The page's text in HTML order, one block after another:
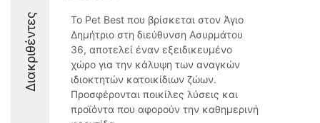
Διακριθέντες
Το Pet Best που βρίσκεται στον Άγιο
Δημήτριο στη διεύθυνση Ασυρμάτου
36, αποτελεί έναν εξειδικευμένο
χώρο για την κάλυψη των αναγκών
ιδιοκτητών κατοικίδιων ζώων.
Προσφέρονται ποικίλες λύσεις και
προϊόντα που αφορούν την καθημερινή